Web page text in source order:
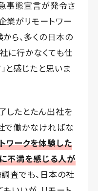
事態宣言が発令さ
業がリモートワー
ら、多くの日本の
に行かなくても仕
と感じたと思いま
したとたん出社を
で働かなければな
ワークを体験した
に不満を感じる人が
査でも、日本の社